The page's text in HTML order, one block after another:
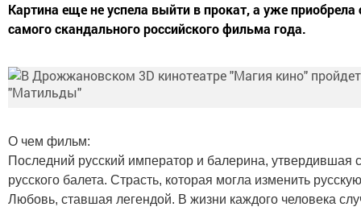
Картина еще не успела выйти в прокат, а уже приобрела
самого скандального российского фильма года.
О чем фильм:
Последний русский император и балерина, утвердившая
русского балета. Страсть, которая могла изменить
Любовь, ставшая легендой. В жизни каждого человека